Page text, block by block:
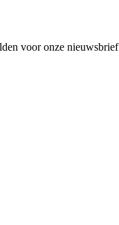
voor onze nieuwsbrief